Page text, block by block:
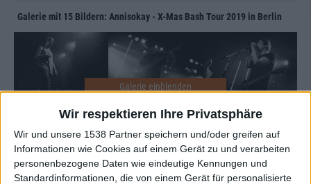
Wir respektieren Ihre Privatsphäre
Wir und unsere 1538 Partner speichern und/oder greifen auf
Informationen wie Cookies auf einem Gerät zu und verarbeiten
personenbezogene Daten wie eindeutige Kennungen und
Standardinformationen, die von einem Gerät für personalisierte
Galerie mit 15 Bildern: Annisokay - X-Mas Bash Tour 2019 in Berlin